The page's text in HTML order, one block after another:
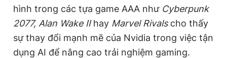
hình trong các tựa game AAA như Cyberpunk
2077, Alan Wake IIhay Marvel Rivals cho thấy
sự thay đổi mạnh mẽ của Nvidia trong việc tận
dụng AI để nâng cao trải nghiệm gaming.